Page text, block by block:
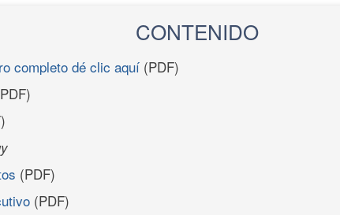
CONTENIDO
completo dé clic aquí (PDF)
(PDF)
(PDF)